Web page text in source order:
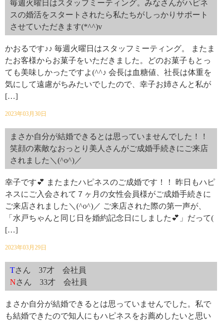
毎週火曜日はスタッフミーティング。みなさんがハピネ
スの婚活をスタートされたら私たちがしっかりサポート
させていただきます(*^^)v
かおるです♪♪ 毎週火曜日はスタッフミーティング。 またま
たお客様からお菓子をいただきました。どのお菓子もとっ
ても美味しかったですよ(^^♪ 会長は血糖値、社長は体重を
気にして遠慮がちみたいでしたので、幸子お姉さんと私が
[…]
2023年03月30日
まさか自分が結婚できるとは思っていませんでした！！
笑顔の素敵なおっとり美人さんがご成婚手続きにご来店
されました＼(^o^)／
幸子です💕 またまたハピネスのご成婚です！！ 昨日もハピ
ネスにご入会されて７ヶ月の女性会員様がご成婚手続きに
ご来店されました＼(^o^)／ ご来店された際の第一声が、
「水戸ちゃんと同じ日を婚約記念日にしました💕」だって(
[…]
2023年03月29日
Tさん 37才 会社員
Nさん 33才 会社員
まさか自分が結婚できるとは思っていませんでした。私で
も結婚できたので知人にもハピネスをお薦めしたいと思い